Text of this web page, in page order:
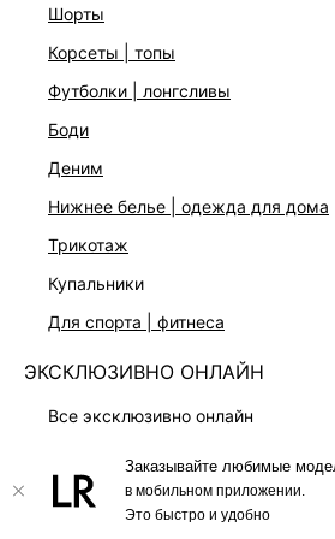
Заказывайте любимые
в мобильном приложении.
Это быстро и удобно
шорты
корсеты | топы
футболки | лонгсливы
боди
деним
нижнее белье | одежда для дома
трикотаж
купальники
для спорта | фитнеса
ЭКСКЛЮЗИВНО ОНЛАЙН
все эксклюзивно онлайн
платья
в AppStore
КАТАЛОГ
КОМПАНИЯ
КЛИЕНТАМ
ЛИЧНЫЙ КАБИНЕТ
LOVE REPUBLIC ©